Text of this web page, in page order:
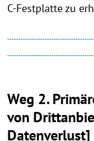
C-Festplatte zu
Weg 2.
von
Datenverlust]